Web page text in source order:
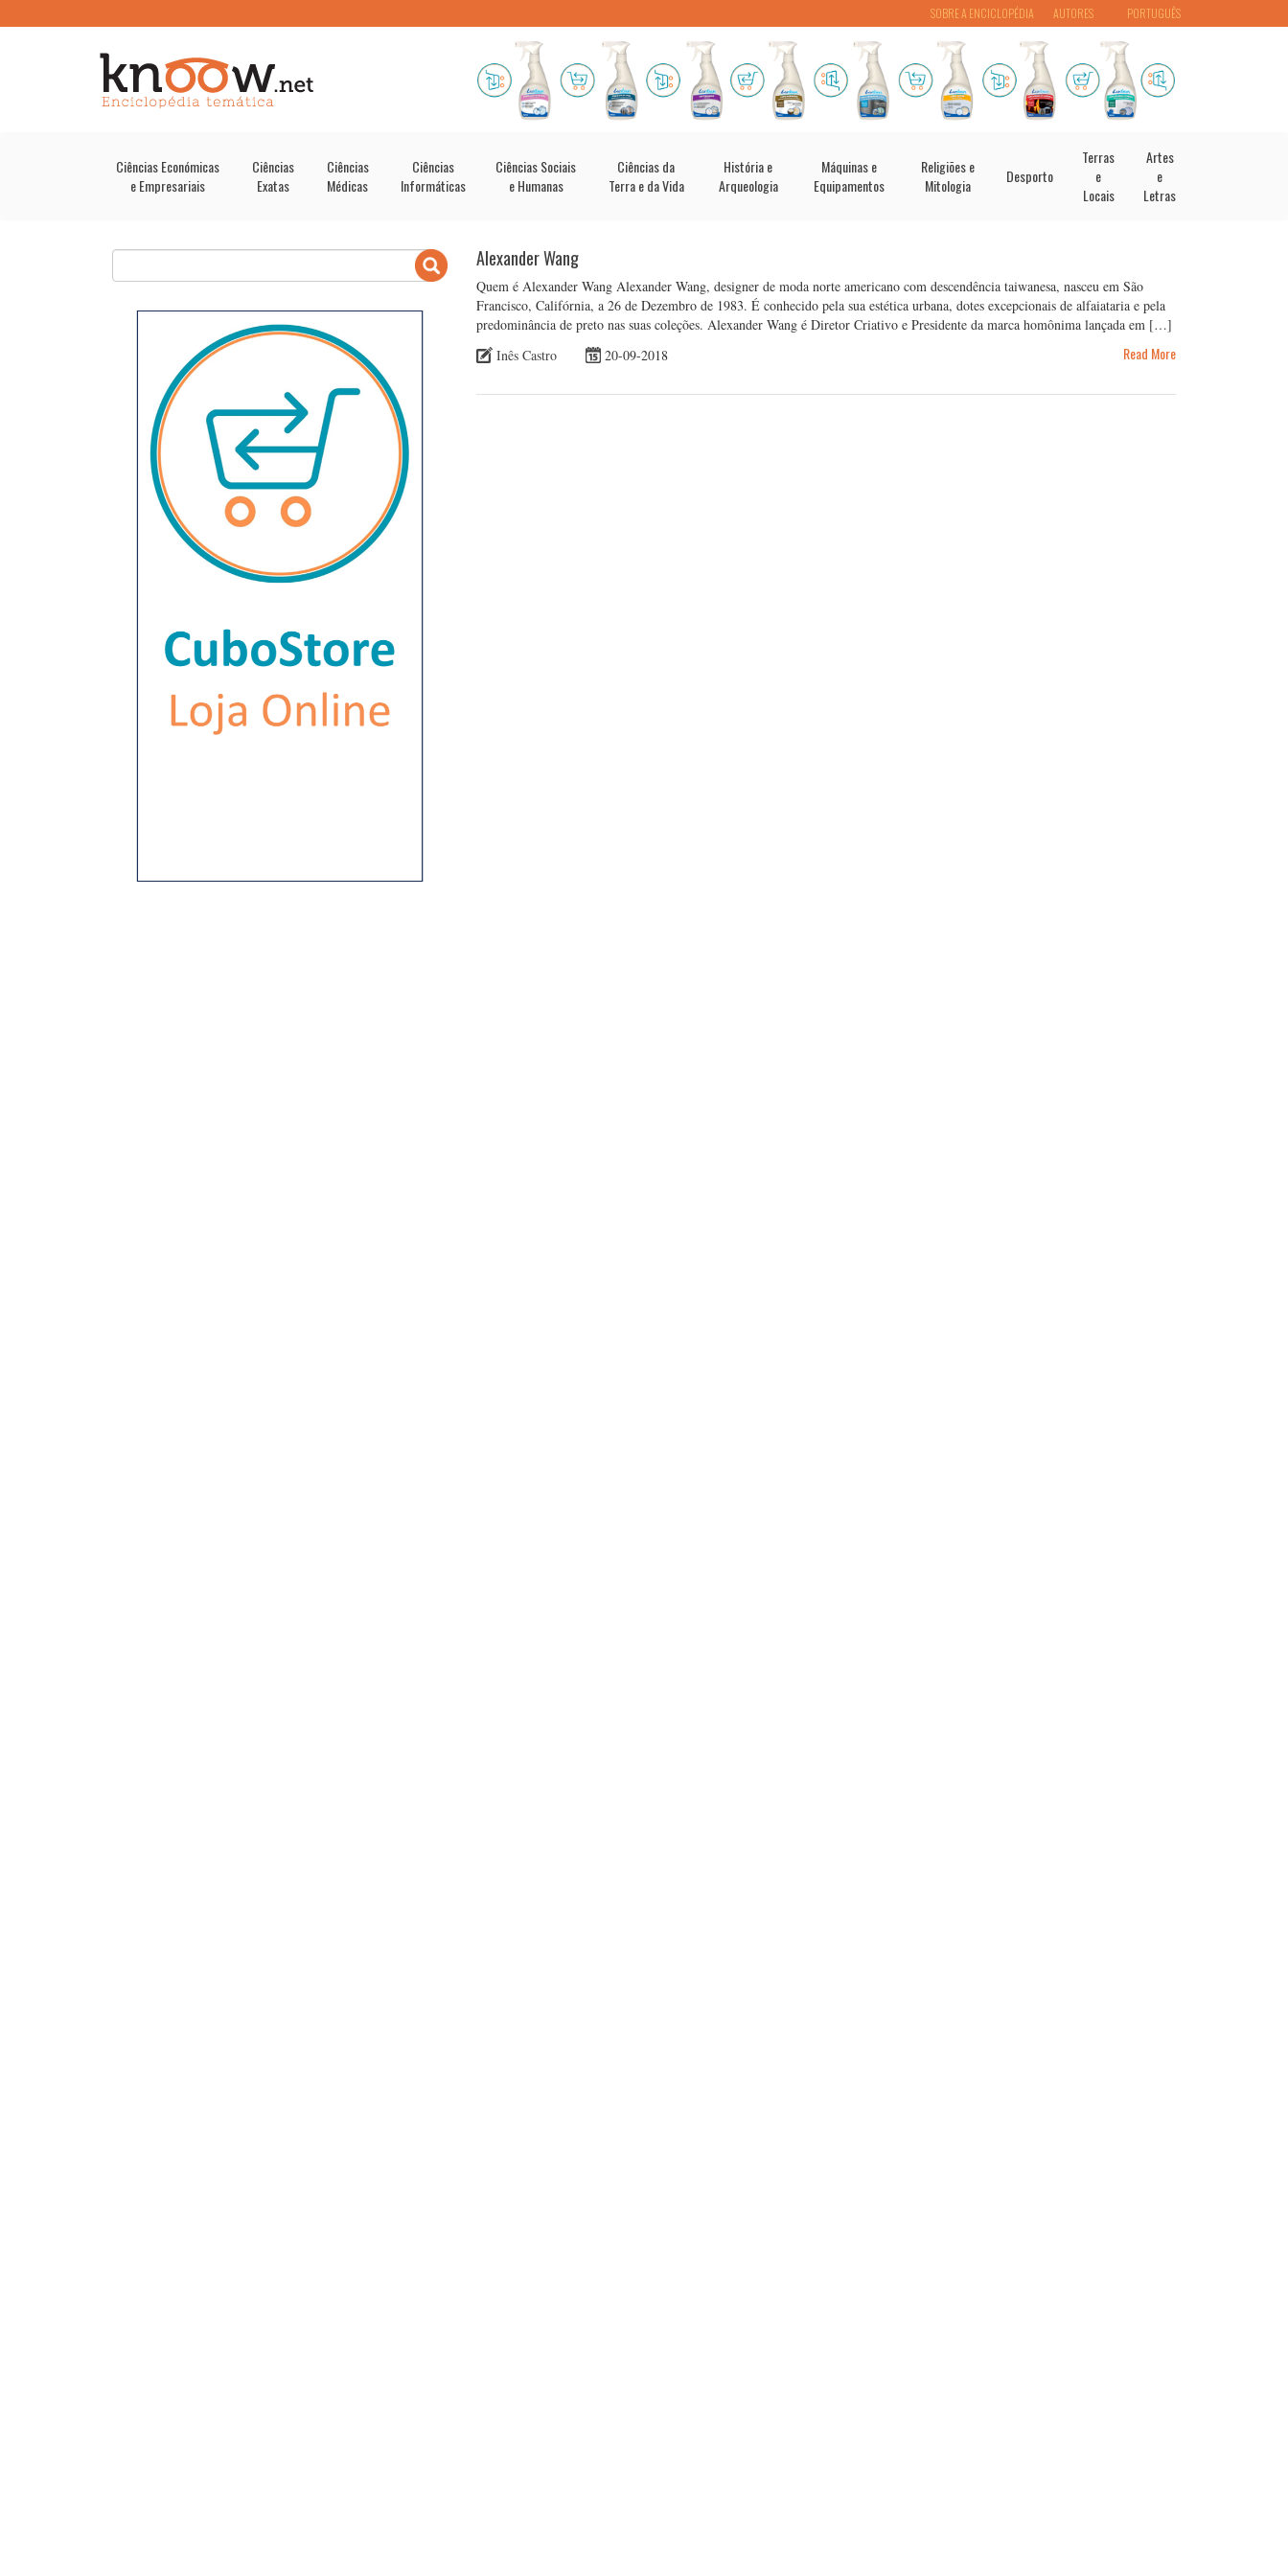
PORTUGUÊS
SOBRE A ENCICLOPÉDIA AUTORES
Ciências Económicas
e Empresariais
Ciências
Exatas
Ciências
Médicas
Ciências
Informáticas
Ciências Sociais
e Humanas
Ciências da
Terra e da Vida
História e
Arqueologia
Máquinas e
Equipamentos
Religiões e
Mitologia
Desporto
Terras
e
Locais
Artes
e
Letras
Alexander Wang
Quem é Alexander Wang Alexander Wang, designer de moda norte americano com descendência taiwanesa, nasceu em São
Francisco, Califórnia, a 26 de Dezembro de 1983. É conhecido pela sua estética urbana, dotes excepcionais de alfaiataria e pela
predominância de preto nas suas coleções. Alexander Wang é Diretor Criativo e Presidente da marca homônima lançada em […]
Inês Castro
20-09-2018 Read More